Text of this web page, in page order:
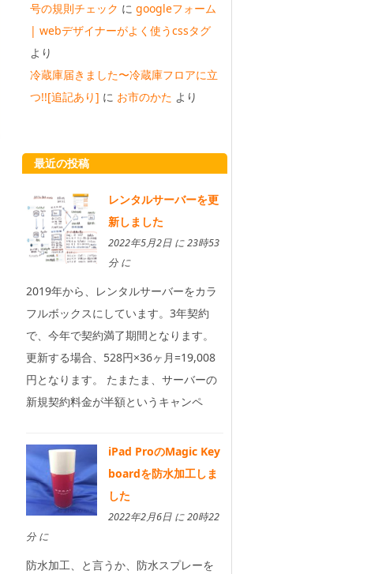
号の規則チェック に googleフォーム
| webデザイナーがよく使うcssタグ
より
冷蔵庫届きました〜冷蔵庫フロアに立
つ!![追記あり] に お市のかた より
最近の投稿
レンタルサーバーを更
新しました
2022年5月2日 に 23時53
分 に
2019年から、レンタルサーバーをカラ
フルボックスにしています。3年契約
で、今年で契約満了期間となります。
更新する場合、528円×36ヶ月=19,008
円となります。 たまたま、サーバーの
新規契約料金が半額というキャンペ
iPad ProのMagic Key
boardを防水加工しま
した
2022年2月6日 に 20時22
分 に
防水加工、と言うか、防水スプレーを